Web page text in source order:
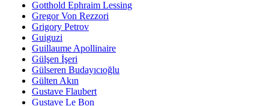
Gotthold Ephraim Lessing
Gregor Von Rezzori
Grigory Petrov
Guiguzi
Guillaume Apollinaire
Gülşen İşeri
Gülseren Budayıcıoğlu
Gülten Akın
Gustave Flaubert
Gustave Le Bon